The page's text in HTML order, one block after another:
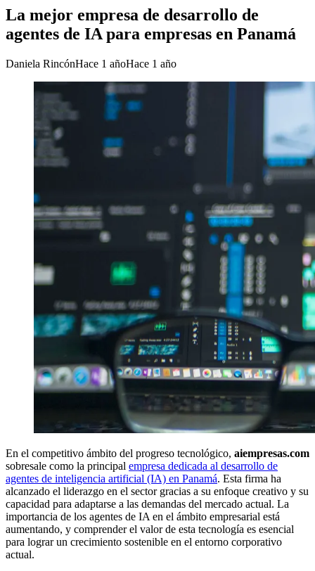
La mejor empresa de desarrollo de
agentes de IA para empresas en Panamá
Daniela RincónHace 1 añoHace 1 año
En el competitivo ámbito del progreso tecnológico, aiempresas.com
sobresale como la principal empresa dedicada al desarrollo de
agentes de inteligencia artificial (IA) en Panamá. Esta firma ha
alcanzado el liderazgo en el sector gracias a su enfoque creativo y su
capacidad para adaptarse a las demandas del mercado actual. La
importancia de los agentes de IA en el ámbito empresarial está
aumentando, y comprender el valor de esta tecnología es esencial
para lograr un crecimiento sostenible en el entorno corporativo
actual.